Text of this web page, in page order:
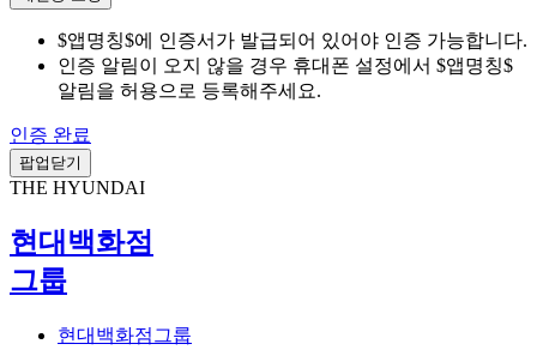
$앱명칭$에 인증서가 발급되어 있어야 인증 가능합니다.
인증 알림이 오지 않을 경우 휴대폰 설정에서 $앱명칭$
알림을 허용으로 등록해주세요.
인증 완료
팝업닫기
THE HYUNDAI
현대백화점
그룹
현대백화점그룹